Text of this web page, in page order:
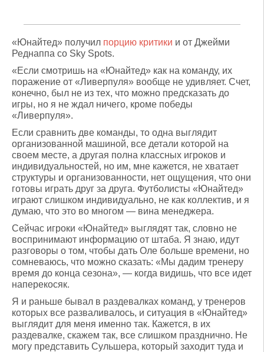
«Юнайтед» получил порцию критики и от Джейми
Реднаппа со Sky Spots.
«Если смотришь на «Юнайтед» как на команду, их
поражение от «Ливерпуля» вообще не удивляет. Счет,
конечно, был не из тех, что можно предсказать до
игры, но я не ждал ничего, кроме победы
«Ливерпуля».
Если сравнить две команды, то одна выглядит
организованной машиной, все детали которой на
своем месте, а другая полна классных игроков и
индивидуальностей, но им, мне кажется, не хватает
структуры и организованности, нет ощущения, что они
готовы играть друг за друга. Футболисты «Юнайтед»
играют слишком индивидуально, не как коллектив, и я
думаю, что это во многом — вина менеджера.
Сейчас игроки «Юнайтед» выглядят так, словно не
воспринимают информацию от штаба. Я знаю, идут
разговоры о том, чтобы дать Оле больше времени, но
сомневаюсь, что можно сказать: «Мы дадим тренеру
время до конца сезона», — когда видишь, что все идет
наперекосяк.
Я и раньше бывал в раздевалках команд, у тренеров
которых все разваливалось, и ситуация в «Юнайтед»
выглядит для меня именно так. Кажется, в их
раздевалке, скажем так, все слишком празднично. Не
могу представить Сульшера, который заходит туда и